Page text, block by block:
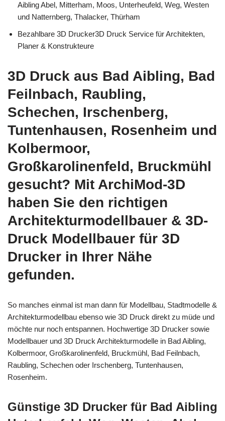
Aibling Abel, Mitterham, Moos, Unterheufeld, Weg, Westen
und Natternberg, Thalacker, Thürham
Bezahlbare 3D Drucker3D Druck Service für Architekten,
Planer & Konstrukteure
3D Druck aus Bad Aibling, Bad
Feilnbach, Raubling,
Schechen, Irschenberg,
Tuntenhausen, Rosenheim und
Kolbermoor,
Großkarolinenfeld, Bruckmühl
gesucht? Mit ArchiMod-3D
haben Sie den richtigen
Architekturmodellbauer & 3D-
Druck Modellbauer für 3D
Drucker in Ihrer Nähe
gefunden.
So manches einmal ist man dann für Modellbau, Stadtmodelle &
Architekturmodellbau ebenso wie 3D Druck direkt zu müde und
möchte nur noch entspannen. Hochwertige 3D Drucker sowie
Modellbauer und 3D Druck Architekturmodelle in Bad Aibling,
Kolbermoor, Großkarolinenfeld, Bruckmühl, Bad Feilnbach,
Raubling, Schechen oder Irschenberg, Tuntenhausen,
Rosenheim.
Günstige 3D Drucker für Bad Aibling